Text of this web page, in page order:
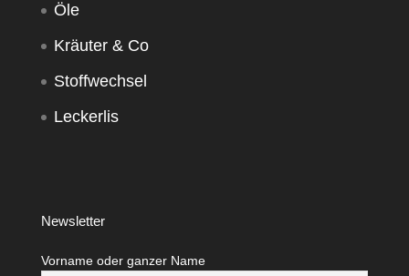
Öle
Kräuter & Co
Stoffwechsel
Leckerlis
Newsletter
Vorname oder ganzer Name